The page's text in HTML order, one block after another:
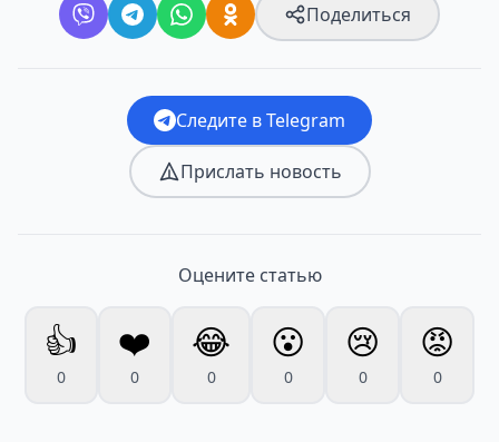
Поделиться
Следите в Telegram
Прислать новость
Оцените статью
👍
0
❤️
0
😂
0
😮
0
😢
0
😡
0